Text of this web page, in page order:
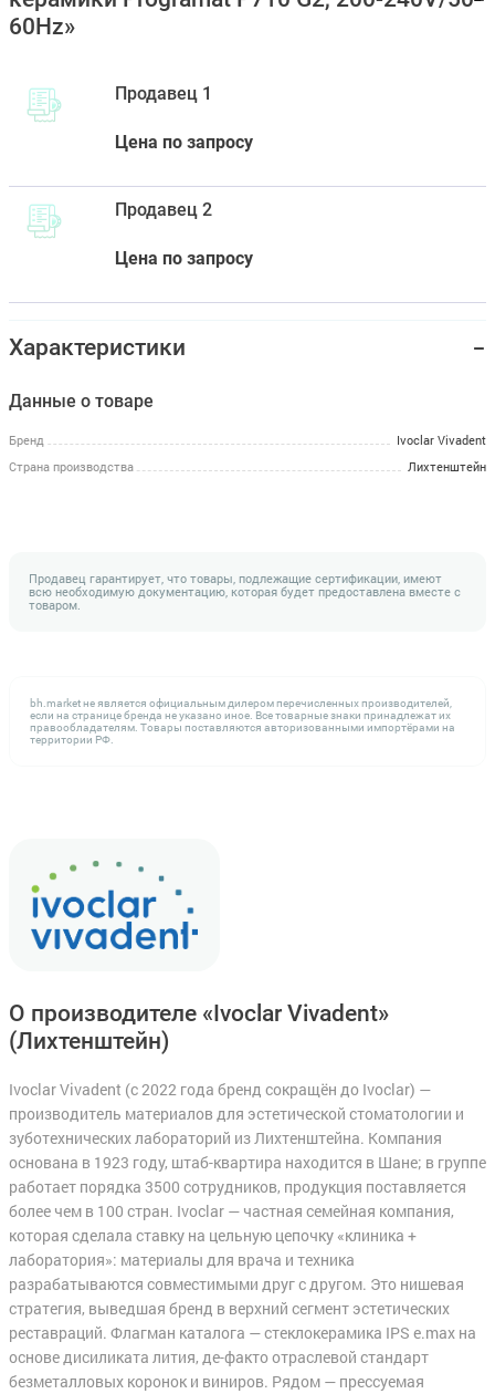
60Hz»
Продавец 1
Цена по запросу
Продавец 2
Цена по запросу
Характеристики
Данные о товаре
Бренд
Ivoclar Vivadent
Страна производства
Лихтенштейн
Продавец гарантирует, что товары, подлежащие сертификации, имеют
всю необходимую документацию, которая будет предоставлена вместе с
товаром.
bh.market не является официальным дилером перечисленных производителей,
если на странице бренда не указано иное. Все товарные знаки принадлежат их
правообладателям. Товары поставляются авторизованными импортёрами на
территории РФ.
О производителе «Ivoclar Vivadent»
(Лихтенштейн)
Ivoclar Vivadent (с 2022 года бренд сокращён до Ivoclar) —
производитель материалов для эстетической стоматологии и
зуботехнических лабораторий из Лихтенштейна. Компания
основана в 1923 году, штаб-квартира находится в Шане; в группе
работает порядка 3500 сотрудников, продукция поставляется
более чем в 100 стран. Ivoclar — частная семейная компания,
которая сделала ставку на цельную цепочку «клиника +
лаборатория»: материалы для врача и техника
разрабатываются совместимыми друг с другом. Это нишевая
стратегия, выведшая бренд в верхний сегмент эстетических
реставраций. Флагман каталога — стеклокерамика IPS e.max на
основе дисиликата лития, де-факто отраслевой стандарт
безметалловых коронок и виниров. Рядом — прессуемая